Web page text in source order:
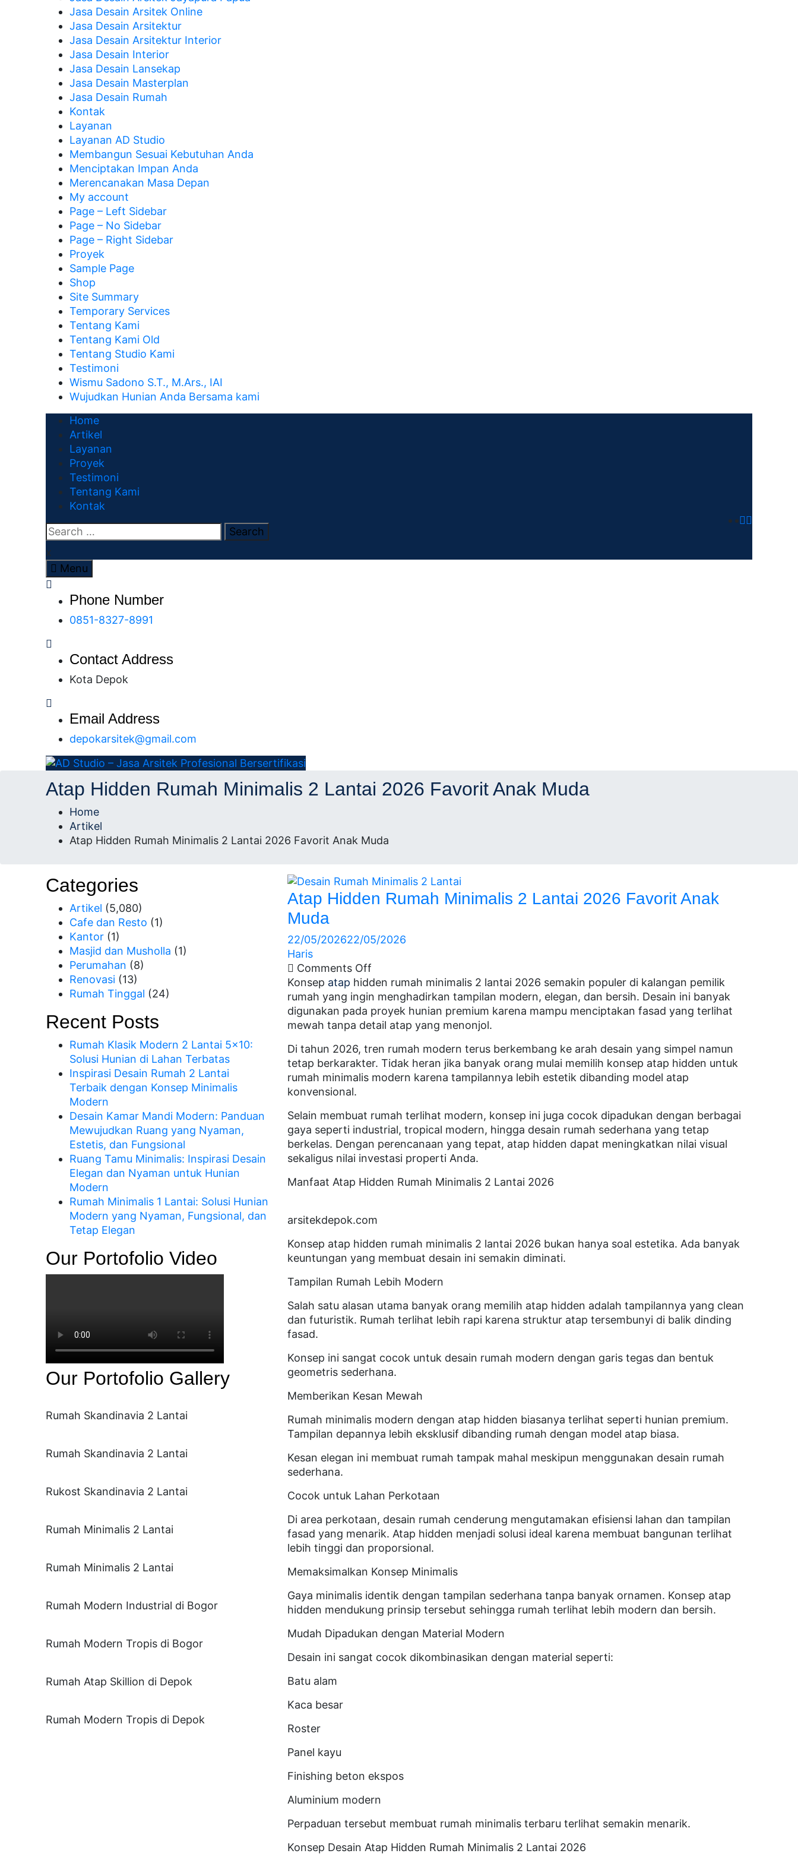
Jasa Desain Arsitek Online
Jasa Desain Arsitektur
Jasa Desain Arsitektur Interior
Jasa Desain Interior
Jasa Desain Lansekap
Jasa Desain Masterplan
Jasa Desain Rumah
Kontak
Layanan
Layanan AD Studio
Membangun Sesuai Kebutuhan Anda
Menciptakan Impan Anda
Merencanakan Masa Depan
My account
Page – Left Sidebar
Page – No Sidebar
Page – Right Sidebar
Proyek
Sample Page
Shop
Site Summary
Temporary Services
Tentang Kami
Tentang Kami Old
Tentang Studio Kami
Testimoni
Wismu Sadono S.T., M.Ars., IAI
Wujudkan Hunian Anda Bersama kami
Home
Artikel
Layanan
Proyek
Testimoni
Tentang Kami
Kontak
x
Menu
Phone Number
0851-8327-8991
Contact Address
Kota Depok
Email Address
depokarsitek@gmail.com
AD Studio – Jasa Arsitek
Profesional Bersertifikasi
Atap Hidden Rumah Minimalis 2 Lantai 2026 Favorit Anak Muda
Home
Artikel
Atap Hidden Rumah Minimalis 2 Lantai 2026 Favorit Anak Muda
Categories
Artikel (5,080)
Cafe dan Resto (1)
Kantor (1)
Masjid dan Musholla (1)
Perumahan (8)
Renovasi (13)
Rumah Tinggal (24)
Recent Posts
Rumah Klasik Modern 2 Lantai 5×10:
Solusi Hunian di Lahan Terbatas
Inspirasi Desain Rumah 2 Lantai
Terbaik dengan Konsep Minimalis
Modern
Desain Kamar Mandi Modern: Panduan
Mewujudkan Ruang yang Nyaman,
Estetis, dan Fungsional
Ruang Tamu Minimalis: Inspirasi Desain
Elegan dan Nyaman untuk Hunian
Modern
Rumah Minimalis 1 Lantai: Solusi Hunian
Modern yang Nyaman, Fungsional, dan
Tetap Elegan
Our Portofolio Video
Our Portofolio Gallery
Rumah Skandinavia 2 Lantai
Rumah Skandinavia 2 Lantai
Rukost Skandinavia 2 Lantai
Rumah Minimalis 2 Lantai
Rumah Minimalis 2 Lantai
Rumah Modern Industrial di Bogor
Rumah Modern Tropis di Bogor
Rumah Atap Skillion di Depok
Rumah Modern Tropis di Depok
Atap Hidden Rumah Minimalis 2 Lantai 2026 Favorit Anak
Muda
22/05/202622/05/2026
Haris
Comments Off
Konsep atap hidden rumah minimalis 2 lantai 2026 semakin populer di kalangan pemilik
rumah yang ingin menghadirkan tampilan modern, elegan, dan bersih. Desain ini banyak
digunakan pada proyek hunian premium karena mampu menciptakan fasad yang terlihat
mewah tanpa detail atap yang menonjol.
Di tahun 2026, tren rumah modern terus berkembang ke arah desain yang simpel namun
tetap berkarakter. Tidak heran jika banyak orang mulai memilih konsep atap hidden untuk
rumah minimalis modern karena tampilannya lebih estetik dibanding model atap
konvensional.
Selain membuat rumah terlihat modern, konsep ini juga cocok dipadukan dengan berbagai
gaya seperti industrial, tropical modern, hingga desain rumah sederhana yang tetap
berkelas. Dengan perencanaan yang tepat, atap hidden dapat meningkatkan nilai visual
sekaligus nilai investasi properti Anda.
Manfaat Atap Hidden Rumah Minimalis 2 Lantai 2026
arsitekdepok.com
Konsep atap hidden rumah minimalis 2 lantai 2026 bukan hanya soal estetika. Ada banyak
keuntungan yang membuat desain ini semakin diminati.
Tampilan Rumah Lebih Modern
Salah satu alasan utama banyak orang memilih atap hidden adalah tampilannya yang clean
dan futuristik. Rumah terlihat lebih rapi karena struktur atap tersembunyi di balik dinding
fasad.
Konsep ini sangat cocok untuk desain rumah modern dengan garis tegas dan bentuk
geometris sederhana.
Memberikan Kesan Mewah
Rumah minimalis modern dengan atap hidden biasanya terlihat seperti hunian premium.
Tampilan depannya lebih eksklusif dibanding rumah dengan model atap biasa.
Kesan elegan ini membuat rumah tampak mahal meskipun menggunakan desain rumah
sederhana.
Cocok untuk Lahan Perkotaan
Di area perkotaan, desain rumah cenderung mengutamakan efisiensi lahan dan tampilan
fasad yang menarik. Atap hidden menjadi solusi ideal karena membuat bangunan terlihat
lebih tinggi dan proporsional.
Memaksimalkan Konsep Minimalis
Gaya minimalis identik dengan tampilan sederhana tanpa banyak ornamen. Konsep atap
hidden mendukung prinsip tersebut sehingga rumah terlihat lebih modern dan bersih.
Mudah Dipadukan dengan Material Modern
Desain ini sangat cocok dikombinasikan dengan material seperti:
Batu alam
Kaca besar
Roster
Panel kayu
Finishing beton ekspos
Aluminium modern
Perpaduan tersebut membuat rumah minimalis terbaru terlihat semakin menarik.
Konsep Desain Atap Hidden Rumah Minimalis 2 Lantai 2026